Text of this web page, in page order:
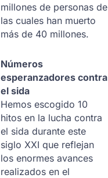
millones de personas de
las cuales han muerto
más de 40 millones.
Números
esperanzadores contra
el sida
Hemos escogido 10
hitos en la lucha contra
el sida durante este
siglo XXI que reflejan
los enormes avances
realizados en el